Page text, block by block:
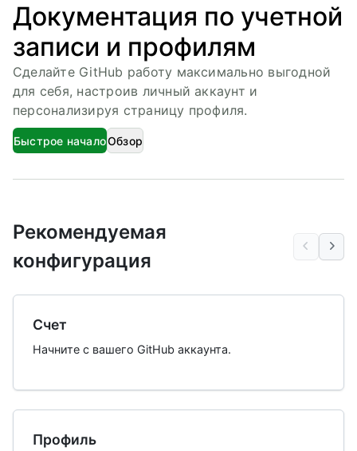
Документация по учетной
записи и профилям
Сделайте GitHub работу максимально выгодной
для себя, настроив личный аккаунт и
персонализируя страницу профиля.
Быстрое началоОбзор
Рекомендуемая
конфигурация
Счет
Начните с вашего GitHub аккаунта.
Профиль